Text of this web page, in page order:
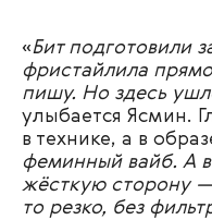
«Бит подготовили
фристайлила
пишу. Но здесь
улыбается Ясмин.
в технике, а в
феминный вайб. А в
жёсткую сторону
то резко, без